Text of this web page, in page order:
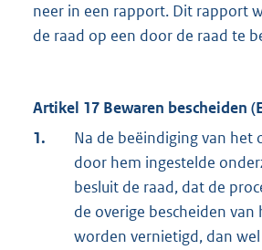
neer in een rapport. Dit rapport
de raad op een door de raad te
Artikel 17 Bewaren bescheiden
1.
Na de beëindiging van het
door hem ingestelde
besluit de raad, dat de
de overige bescheiden
worden vernietigd, dan